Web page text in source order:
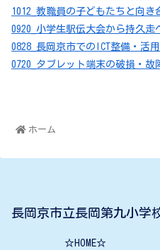
1012_教職員の子どもたちと向
0920_小学生駅伝大会から持久走
0828_長岡京市でのICT整備・活
0720_タブレット端末の破損・故
ホーム
長岡京市立長岡第九小学
☆HOME☆